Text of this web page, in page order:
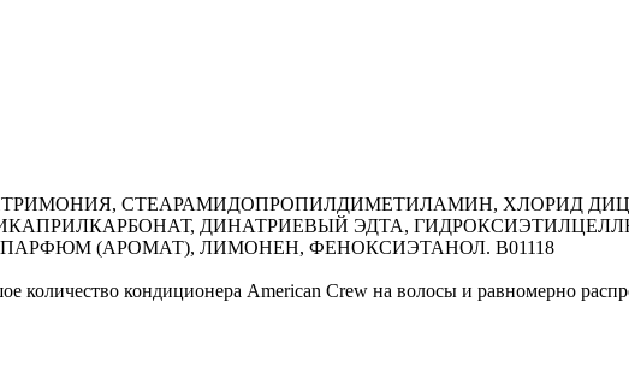
СТЕАРАМИДОПРОПИЛДИМЕТИЛАМИН, ХЛОРИД
ДИНАТРИЕВЫЙ ЭДТА,
(АРОМАТ), ЛИМОНЕН, ФЕНОКСИЭТАНОЛ. B01118
кондиционера American Crew на волосы и равномерно